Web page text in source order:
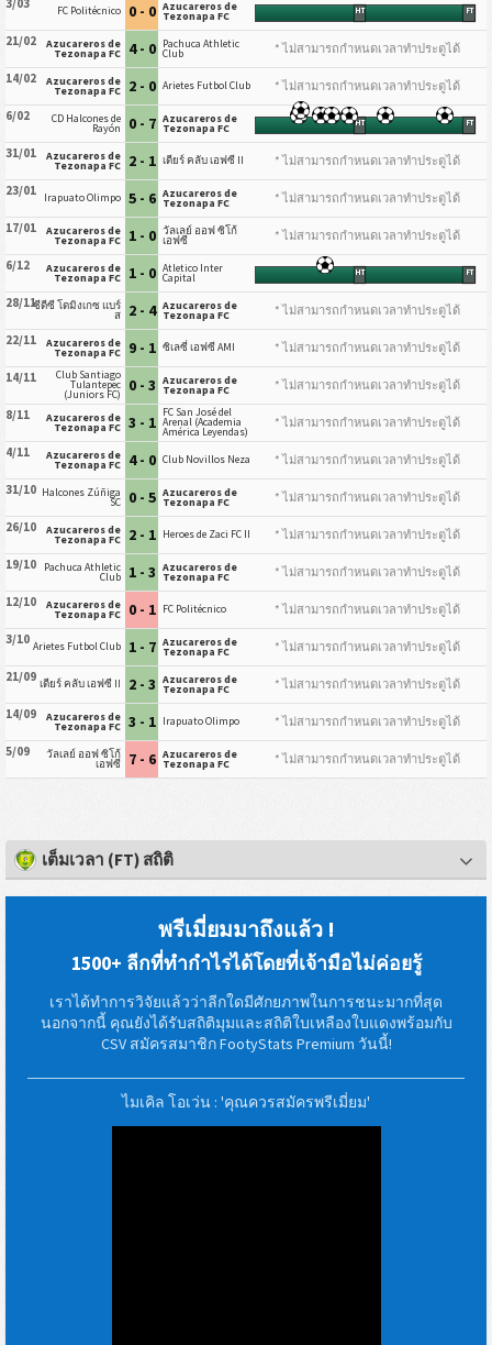
3/03 FC Politécnico 0 - 0 Azucareros de
Tezonapa FC HT FT
21/02 Azucareros de
Tezonapa FC 4 - 0 Pachuca Athletic
Club
* ไม่สามารถกำหนดเวลาทำประตูได้
14/02
Azucareros de
Tezonapa FC 2 - 0 Arietes Futbol Club
* ไม่สามารถกำหนดเวลาทำประตูได้
6/02
CD Halcones de
Rayón 0 - 7 Azucareros de
Tezonapa FC HT FT
31/01 Azucareros de
Tezonapa FC 2 - 1 เดียร์ คลับ เอฟซี II
* ไม่สามารถกำหนดเวลาทำประตูได้
23/01
Irapuato Olimpo 5 - 6 Azucareros de
Tezonapa FC
* ไม่สามารถกำหนดเวลาทำประตูได้
17/01
Azucareros de
Tezonapa FC 1 - 0 วัลเลย์ ออฟ ซิโก้
เอฟซี
* ไม่สามารถกำหนดเวลาทำประตูได้
6/12
Azucareros de
Tezonapa FC 1 - 0 Atletico Inter
Capital HT FT
28/11ซีดีซี โดมิงเกซ แบร์
ส 2 - 4 Azucareros de
Tezonapa FC
* ไม่สามารถกำหนดเวลาทำประตูได้
22/11
Azucareros de
Tezonapa FC 9 - 1 ซิเลซี่ เอฟซี AMI
* ไม่สามารถกำหนดเวลาทำประตูได้
14/11
Club Santiago
Tulantepec
(Juniors FC) 0 - 3 Azucareros de
Tezonapa FC
* ไม่สามารถกำหนดเวลาทำประตูได้
8/11
Azucareros de
Tezonapa FC 3 - 1 FC San José del
Arenal (Academia
América Leyendas)
* ไม่สามารถกำหนดเวลาทำประตูได้
4/11
Azucareros de
Tezonapa FC 4 - 0 Club Novillos Neza
* ไม่สามารถกำหนดเวลาทำประตูได้
31/10 Halcones Zúñiga
SC 0 - 5 Azucareros de
Tezonapa FC
* ไม่สามารถกำหนดเวลาทำประตูได้
26/10
Azucareros de
Tezonapa FC 2 - 1 Heroes de Zaci FC II
* ไม่สามารถกำหนดเวลาทำประตูได้
19/10
Pachuca Athletic
Club 1 - 3 Azucareros de
Tezonapa FC
* ไม่สามารถกำหนดเวลาทำประตูได้
12/10
Azucareros de
Tezonapa FC 0 - 1 FC Politécnico
* ไม่สามารถกำหนดเวลาทำประตูได้
3/10 Arietes Futbol Club 1 - 7 Azucareros de
Tezonapa FC
* ไม่สามารถกำหนดเวลาทำประตูได้
21/09 เดียร์ คลับ เอฟซี II 2 - 3 Azucareros de
Tezonapa FC
* ไม่สามารถกำหนดเวลาทำประตูได้
14/09
Azucareros de
Tezonapa FC 3 - 1 Irapuato Olimpo
* ไม่สามารถกำหนดเวลาทำประตูได้
5/09
วัลเลย์ ออฟ ซิโก้
เอฟซี 7 - 6 Azucareros de
Tezonapa FC * ไม่สามารถกำหนดเวลาทำประตูได้
เต็มเวลา (FT) สถิติ
พรีเมี่ยมมาถึงแล้ว !
1500+ ลีกที่ทำกำไรได้โดยที่เจ้ามือไม่ค่อยรู้
เราได้ทำการวิจัยแล้วว่าลีกใดมีศักยภาพในการชนะมากที่สุด
นอกจากนี้ คุณยังได้รับสถิติมุมและสถิติใบเหลืองใบแดงพร้อมกับ
CSV สมัครสมาชิก FootyStats Premium วันนี้!
ไมเคิล โอเว่น : 'คุณควรสมัครพรีเมี่ยม'